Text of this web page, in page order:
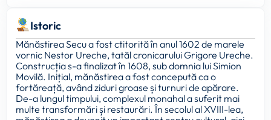
Istoric
Mănăstirea Secu a fost ctitorită în anul 1602 de marele
vornic Nestor Ureche, tatăl cronicarului Grigore Ureche.
Construcția s-a finalizat în 1608, sub domnia lui Simion
Movilă. Inițial, mănăstirea a fost concepută ca o
fortăreață, având ziduri groase și turnuri de apărare.
De-a lungul timpului, complexul monahal a suferit mai
multe transformări și restaurări. În secolul al XVIII-lea,